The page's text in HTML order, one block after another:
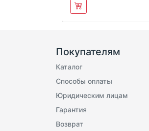
Покупателям
Каталог
Способы оплаты
Юридическим лицам
Гарантия
Возврат